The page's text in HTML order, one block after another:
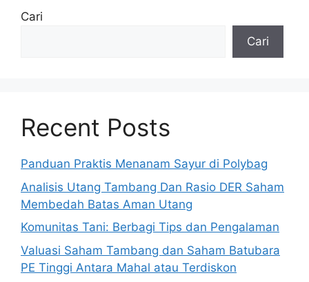
Cari
Cari
Recent Posts
Panduan Praktis Menanam Sayur di Polybag
Analisis Utang Tambang Dan Rasio DER Saham
Membedah Batas Aman Utang
Komunitas Tani: Berbagi Tips dan Pengalaman
Valuasi Saham Tambang dan Saham Batubara
PE Tinggi Antara Mahal atau Terdiskon